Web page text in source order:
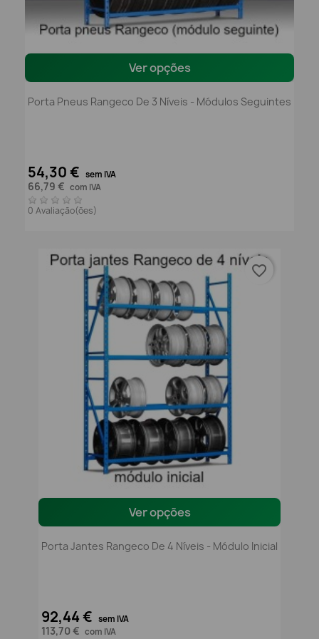
Ver opções
Porta Pneus Rangeco De 3 Níveis - Módulos Seguintes
54,30 € sem IVA
66,79 € com IVA
0 Avaliação(ões)
Ver opções
Porta Jantes Rangeco De 4 Níveis - Módulo Inicial
92,44 € sem IVA
113,70 € com IVA
favorite_border